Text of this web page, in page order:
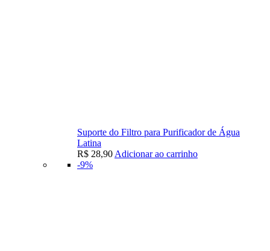
Suporte do Filtro para Purificador de Água
Latina
R$ 28,90 Adicionar ao carrinho
-9%